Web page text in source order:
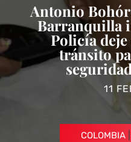
Antonio
Barranquilla
Policía
tránsito
11
COLOMBIA|